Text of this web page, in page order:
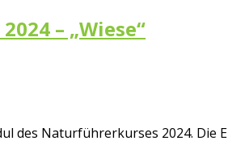
– „Wiese“
des Naturführerkurses 2024. Die